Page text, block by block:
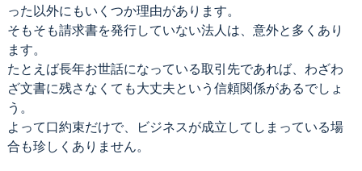
った以外にもいくつか理由があります。
そもそも請求書を発行していない法人は、意外と多くあり
ます。
たとえば長年お世話になっている取引先であれば、わざわ
ざ文書に残さなくても大丈夫という信頼関係があるでしょ
う。
よって口約束だけで、ビジネスが成立してしまっている場
合も珍しくありません。